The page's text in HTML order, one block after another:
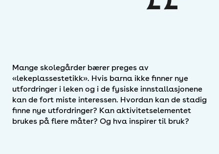
Mange skolegårder bærer preges av
«lekeplassestetikk». Hvis barna ikke finner nye
utfordringer i leken og i de fysiske innstallasjonene
kan de fort miste interessen. Hvordan kan de stadig
finne nye utfordringer? Kan aktivitetselementet
brukes på flere måter? Og hva inspirer til bruk?